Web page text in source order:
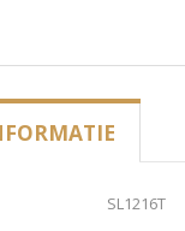
SL1216T